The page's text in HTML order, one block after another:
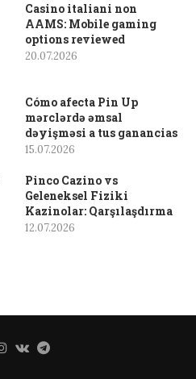
Casino italiani non
AAMS: Mobile gaming
options reviewed
20.07.2026
Cómo afecta Pin Up
mərclərdə əmsal
dəyişməsi a tus ganancias
15.07.2026
Pinco Cazino vs
Geleneksel Fiziki
Kazinolar: Qarşılaşdırma
12.07.2026